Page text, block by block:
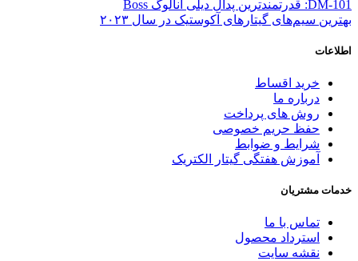
DM-101: قدرتمندترین پدال دیلی آنالوگ Boss
بهترین سیم‌های گیتارهای آکوستیک در سال ۲۰۲۳
اطلاعات
خرید اقساط
درباره ما
روش های پرداخت
حفظ حریم خصوصی
شرایط و ضوابط
آموزش هفتگی گیتار الکتریک
خدمات مشتریان
تماس با ما
استرداد محصول
نقشه سایت